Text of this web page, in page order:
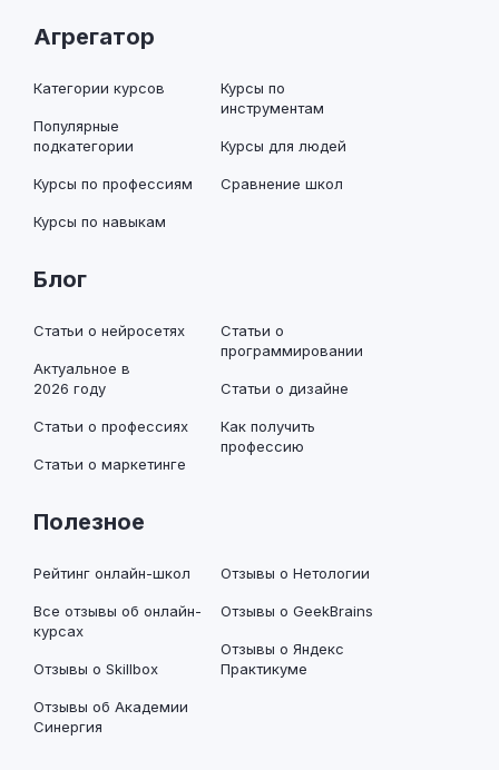
Агрегатор
Категории курсов
Популярные
подкатегории
Курсы по профессиям
Курсы по навыкам
Курсы по
инструментам
Курсы для людей
Сравнение школ
Блог
Статьи о нейросетях
Актуальное в
2026 году
Статьи о профессиях
Статьи о маркетинге
Статьи о
программировании
Статьи о дизайне
Как получить
профессию
Полезное
Рейтинг онлайн-школ
Все отзывы об онлайн-
курсах
Отзывы о Skillbox
Отзывы об Академии
Синергия
Отзывы о Нетологии
Отзывы о GeekBrains
Отзывы о Яндекс
Практикуме